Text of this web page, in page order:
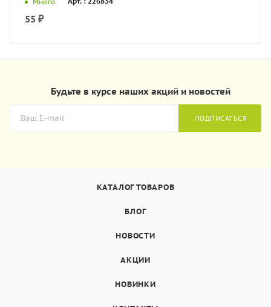
55 ₽
Будьте в курсе наших акций и новостей
ПОДПИСАТЬСЯ
КАТАЛОГ ТОВАРОВ
БЛОГ
НОВОСТИ
АКЦИИ
НОВИНКИ